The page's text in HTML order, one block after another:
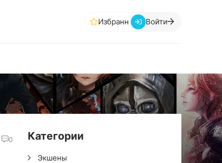
Избранное Войти
0 Категории
Экшены